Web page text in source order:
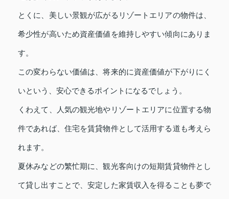
とくに、美しい景観が広がるリゾートエリアの物件は、
希少性が高いため資産価値を維持しやすい傾向にありま
す。
この変わらない価値は、将来的に資産価値が下がりにく
いという、安心できるポイントになるでしょう。
くわえて、人気の観光地やリゾートエリアに位置する物
件であれば、住宅を賃貸物件として活用する道も考えら
れます。
夏休みなどの繁忙期に、観光客向けの短期賃貸物件とし
て貸し出すことで、安定した家賃収入を得ることも夢で